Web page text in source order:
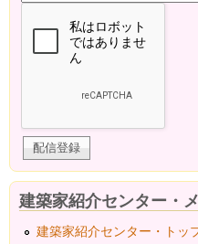
建築家紹介センター・
建築家紹介センター・トッ